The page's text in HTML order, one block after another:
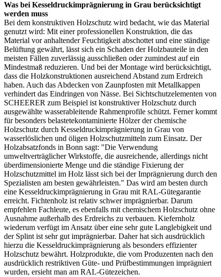
Was bei Kesseldruckimprägnierung in Grau berücksichtigt
werden muss
Bei dem konstruktiven Holzschutz wird bedacht, wie das Material
genutzt wird: Mit einer professionellen Konstruktion, die das
Material vor anhaltender Feuchtigkeit abschottet und eine ständige
Belüftung gewährt, lässt sich ein Schaden der Holzbauteile in den
meisten Fällen zuverlässig ausschließen oder zumindest auf ein
Mindestmaß reduzieren. Und bei der Montage wird berücksichtigt,
dass die Holzkonstruktionen ausreichend Abstand zum Erdreich
haben. Auch das Abdecken von Zaunpfosten mit Metallkappen
verhindert das Eindringen von Nässe. Bei Sichtschutzelementen von
SCHEERER zum Beispiel ist konstruktiver Holzschutz durch
ausgewählte wasserableitende Rahmenprofile schützt. Ferner kommt
für besonders belastetekontaminierte Hölzer der chemische
Holzschutz durch Kesseldruckimprägnierung in Grau von
wasserlöslichen und öligen Holzschutzmitteln zum Einsatz. Der
Holzabsatzfonds in Bonn sagt: "Die Verwendung
umweltverträglicher Wirkstoffe, die ausreichende, allerdings nicht
überdimensionierte Menge und die ständige Fixierung der
Holzschutzmittel im Holz lässt sich bei der Imprägnierung durch den
Spezialisten am besten gewährleisten." Das wird am besten durch
eine Kesseldruckimprägnierung in Grau mit RAL-Gütegarantie
erreicht. Fichtenholz ist relativ schwer imprägnierbar. Darum
empfehlen Fachleute, es ebenfalls mit chemischem Holzschutz ohne
Ausnahme außerhalb des Erdreichs zu verbauen. Kiefernholz
wiederum verfügt im Ansatz über eine sehr gute Langlebigkeit und
der Splint ist sehr gut imprägnierbar. Daher hat sich ausdrücklich
hierzu die Kesseldruckimprägnierung als besonders effizienter
Holzschutz bewährt. Holzprodukte, die vom Produzenten nach den
ausdrücklich restriktiven Güte- und Prüfbestimmungen imprägniert
wurden, ersieht man am RAL-Gütezeichen.